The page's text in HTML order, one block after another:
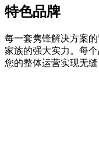
特色品牌
每一套隽锋解决方案
家族的强大实力。每
您的整体运营实现无缝